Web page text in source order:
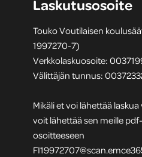
Laskutusosoite
Touko Voutilaisen
1997270-7)
Verkkolaskuosoite:
Välittäjän tunnus:
Mikäli et voi lähettää
voit lähettää sen meille
osoitteeseen